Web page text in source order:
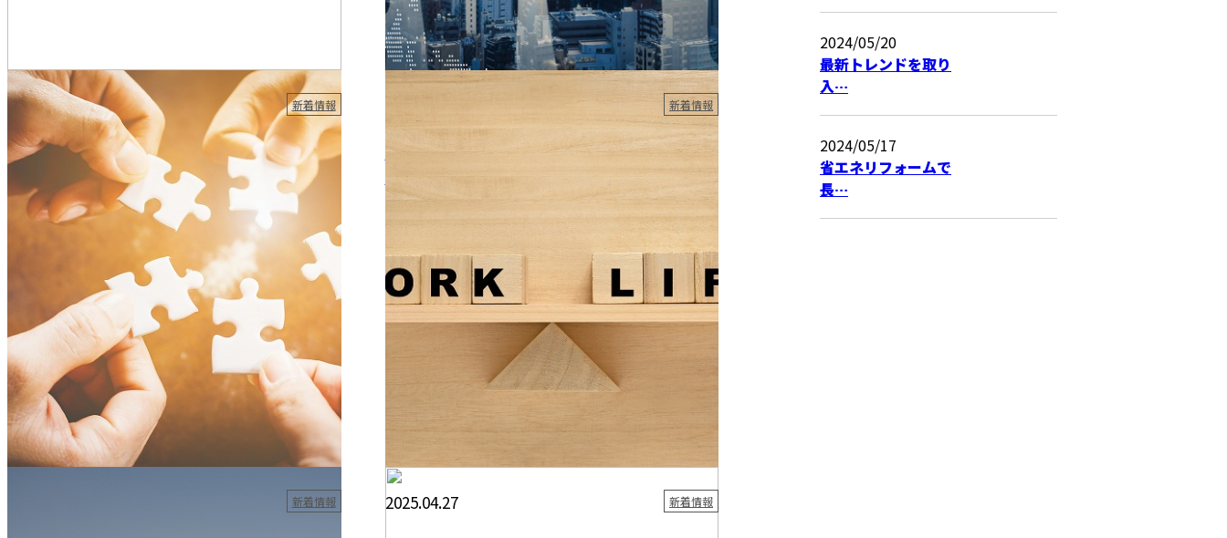
2025.05.21 新着情報
大工工事の裏側に迫る！美しい仕上がりの
こんにちは！山下企画有限会社です。 千葉県千葉市を拠
点に、関東一円でリフォーム・内装大工工事を手掛ける業
者です。 今回は、大工工事...
新着情報
協力会社様募集中！リフォームでパートナ
ーシップを築く利点
こんにちは！山下企画有限会社です。 千葉県千葉市に拠
う業者です。 今回この記事...
新着情報 2025.04.27 新着情報
2024/05/20
最新トレンドを取り
入…
2024/05/17
省エネリフォームで
長…